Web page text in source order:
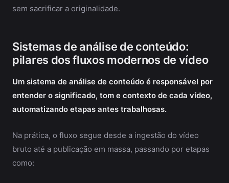
sem sacrificar a originalidade.
Sistemas de análise de conteúdo:
pilares dos fluxos modernos de vídeo
Um sistema de análise de conteúdo é responsável por
entender o significado, tom e contexto de cada vídeo,
automatizando etapas antes trabalhosas.
Na prática, o fluxo segue desde a ingestão do vídeo
bruto até a publicação em massa, passando por etapas
como: